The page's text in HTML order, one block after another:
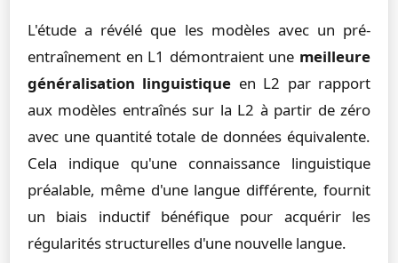
L'étude a révélé que les modèles avec un pré-
entraînement en L1 démontraient une meilleure
généralisation linguistique en L2 par rapport
aux modèles entraînés sur la L2 à partir de zéro
avec une quantité totale de données équivalente.
Cela indique qu'une connaissance linguistique
préalable, même d'une langue différente, fournit
un biais inductif bénéfique pour acquérir les
régularités structurelles d'une nouvelle langue.